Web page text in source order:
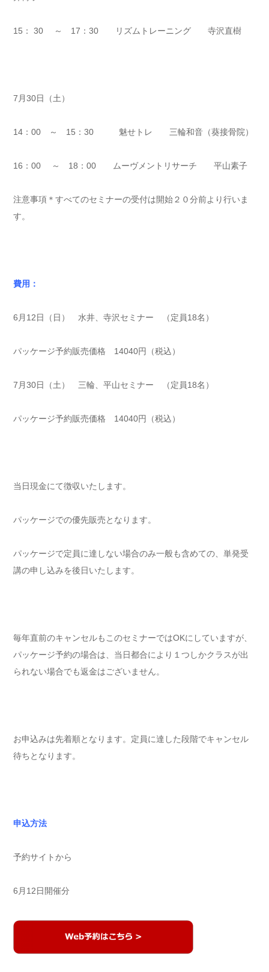
15： 30 ～ 17：30 リズムトレーニング 寺沢直樹
7月30日（土）
14：00 ～ 15：30 魅せトレ 三輪和音（葵接骨院）
16：00 ～ 18：00 ムーヴメントリサーチ 平山素子
注意事項＊すべてのセミナーの受付は開始２０分前より行いま
す。
費用：
6月12日（日） 水井、寺沢セミナー （定員18名）
パッケージ予約販売価格 14040円（税込）
7月30日（土） 三輪、平山セミナー （定員18名）
パッケージ予約販売価格 14040円（税込）
当日現金にて徴収いたします。
パッケージでの優先販売となります。
パッケージで定員に達しない場合のみ一般も含めての、単発受
講の申し込みを後日いたします。
毎年直前のキャンセルもこのセミナーではOKにしていますが、
パッケージ予約の場合は、当日都合により１つしかクラスが出
られない場合でも返金はございません。
お申込みは先着順となります。定員に達した段階でキャンセル
待ちとなります。
申込方法
予約サイトから
6月12日開催分